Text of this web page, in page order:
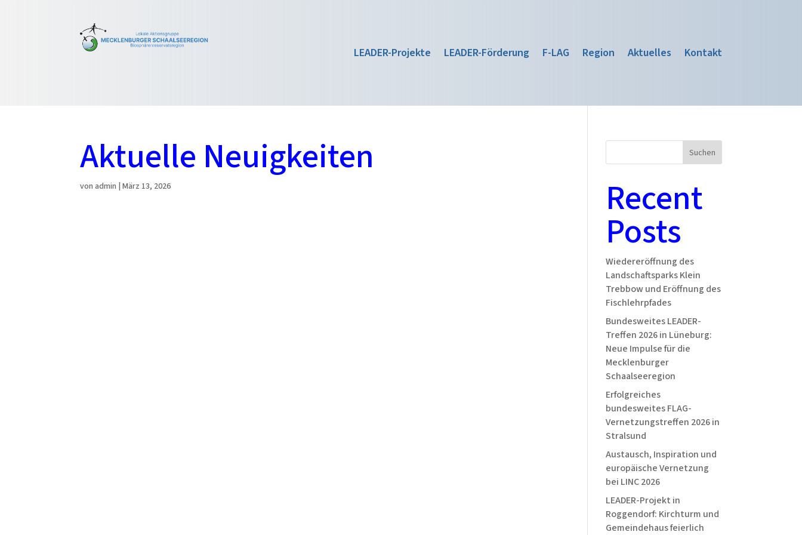
LEADER-Projekte LEADER-Förderung F-LAG Region Aktuelles Kontakt
Aktuelle Neuigkeiten
vonadmin |März 13, 2026
Suchen
Recent
Posts
Wiedereröffnung des
Landschaftsparks Klein
Trebbow und Eröffnung des
Fischlehrpfades
Bundesweites LEADER-
Treffen 2026 in Lüneburg:
Neue Impulse für die
Mecklenburger
Schaalseeregion
Erfolgreiches
bundesweites FLAG-
Vernetzungstreffen 2026 in
Stralsund
Austausch, Inspiration und
europäische Vernetzung
bei LINC 2026
LEADER-Projekt in
Roggendorf: Kirchturm und
Gemeindehaus feierlich